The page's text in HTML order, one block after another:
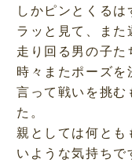
しかピンとくる
ラッと見て、また
走り回る男の子た
時々またポーズ
言って戦いを挑む
た。
親としては何とも
いような気持ちで